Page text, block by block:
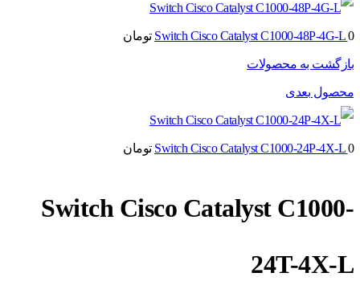
Switch Cisco Catalyst C1000-48P-4G-L0 تومان
بازگشت به محصولات
محصول بعدی
Switch Cisco Catalyst C1000-24P-4X-L0 تومان
Switch Cisco Catalyst C1000-
24T-4X-L